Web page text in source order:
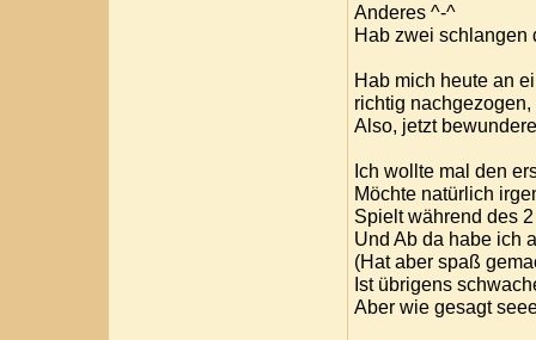
Anderes ^-^
Hab zwei schlangen
Hab mich heute an
richtig
Also, jetzt
Ich wollte mal den
Möchte natürlich
Spielt während des
Und Ab da habe ich
(Hat aber spaß
Ist übrigens
Aber wie gesagt